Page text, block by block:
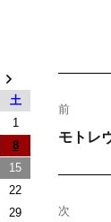
稿
ナ
ビ
前
過
投
モトレ
次
土
1
8
15
22
29